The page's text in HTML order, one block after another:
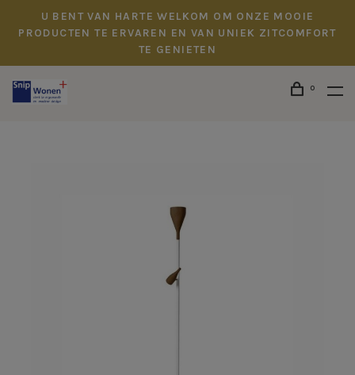
U BENT VAN HARTE WELKOM OM ONZE MOOIE
PRODUCTEN TE ERVAREN EN VAN UNIEK ZITCOMFORT
TE GENIETEN
0